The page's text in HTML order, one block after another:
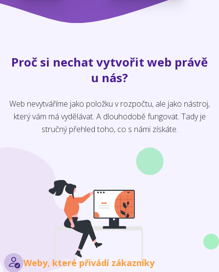
Proč si nechat vytvořit web právě
u nás?
Web nevytváříme jako položku v rozpočtu, ale jako nástroj,
který vám má vydělávat. A dlouhodobě fungovat. Tady je
stručný přehled toho, co s námi získáte.
Weby, které přivádí zákazníky